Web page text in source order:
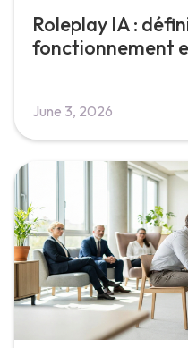
Roleplay IA :
fonctionnement
June 3, 2026